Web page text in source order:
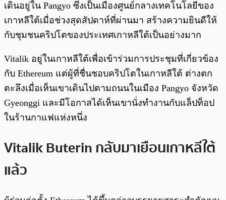
เดินอยู่ใน Pangyo ซึ่งเป็นเมืองศูนย์กลางเทคโนโลยีของ
เกาหลีใต้เมื่อช่วงสุดสัปดาห์ที่ผ่านมา สร้างความยินดีให้
กับชุมชนคริปโตของประเทศเกาหลีใต้เป็นอย่างมาก
Vitalik อยู่ในเกาหลีใต้เพื่อเข้าร่วมการประชุมที่เกี่ยวข้อง
กับ Ethereum แต่ผู้ที่ชื่นชอบคริปโตในเกาหลีใต้ ต่างตก
ตะลึงเมื่อเห็นเขาเดินไปตามถนนในเมือง Pangyo จังหวัด
Gyeonggi และมีโอกาสได้เห็นเขานั่งทำงานกับแล็ปท็อป
ในร้านกาแฟแห่งหนึ่ง
Vitalik Buterin กลับมาเยือนเกาหลีใต้
แล้ว